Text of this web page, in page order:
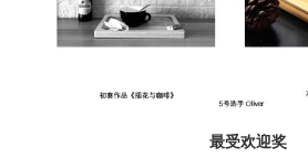
最受欢迎奖